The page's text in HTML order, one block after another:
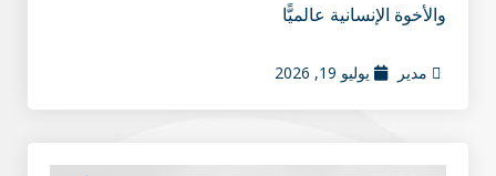
والأخوة الإنسانية عالميًّا
مدير يوليو 19, 2026